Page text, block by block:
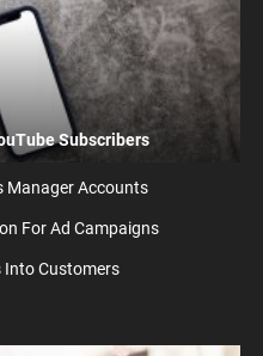
Subscribers
Manager Accounts
For Ad Campaigns
Into Customers